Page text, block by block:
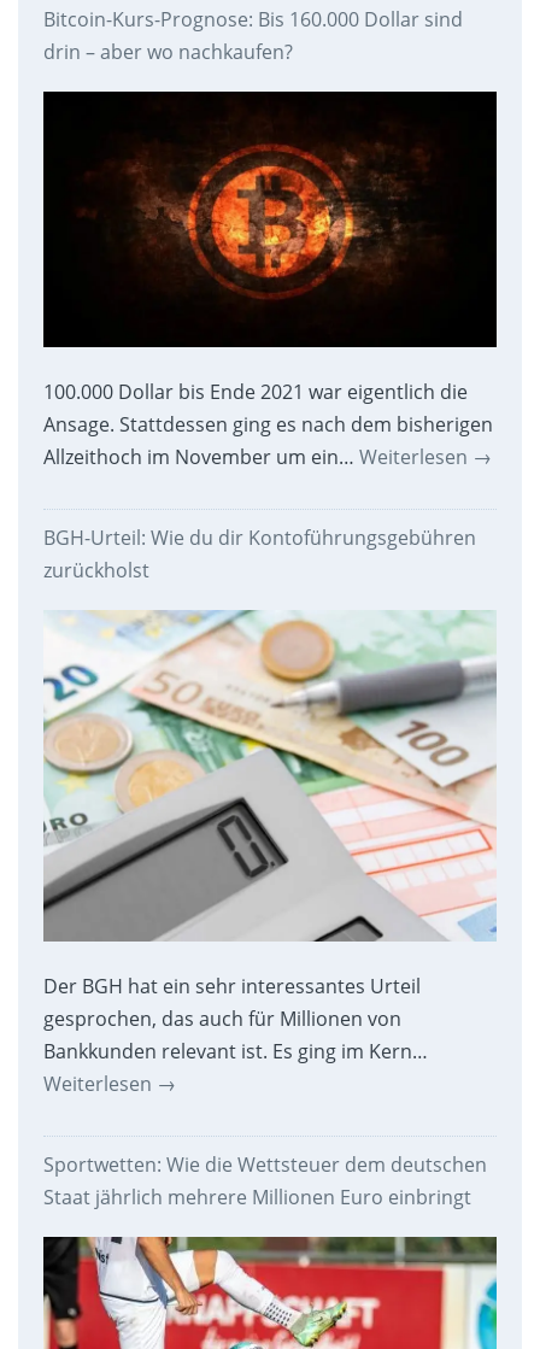
Bitcoin-Kurs-Prognose: Bis 160.000 Dollar sind
drin – aber wo nachkaufen?
100.000 Dollar bis Ende 2021 war eigentlich die
Ansage. Stattdessen ging es nach dem bisherigen
Allzeithoch im November um ein… Weiterlesen →
BGH-Urteil: Wie du dir Kontoführungsgebühren
zurückholst
Der BGH hat ein sehr interessantes Urteil
gesprochen, das auch für Millionen von
Bankkunden relevant ist. Es ging im Kern…
Weiterlesen →
Sportwetten: Wie die Wettsteuer dem deutschen
Staat jährlich mehrere Millionen Euro einbringt